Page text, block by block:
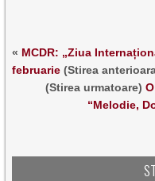
« MCDR: „Ziua
februarie (Stirea
(Stirea urmatoare)
“Melodie,